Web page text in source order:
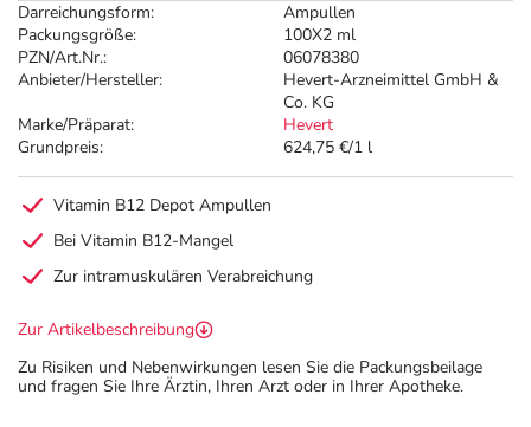
Darreichungsform:
Ampullen
Packungsgröße:
100X2 ml
PZN/Art.Nr.:
06078380
Anbieter/Hersteller:
Hevert-Arzneimittel GmbH &
Co. KG
Marke/Präparat:
Hevert
Grundpreis:
624,75 €/1 l
Vitamin B12 Depot Ampullen
Bei Vitamin B12-Mangel
Zur intramuskulären Verabreichung
Zur Artikelbeschreibung
Zu Risiken und Nebenwirkungen lesen Sie die Packungsbeilage
und fragen Sie Ihre Ärztin, Ihren Arzt oder in Ihrer Apotheke.